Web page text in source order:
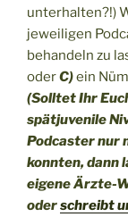
unterhalten?!)
jeweiligen
behandeln zu
oderC)ein
(Solltet Ihr
spätjuvenile
Podcaster nur
konnten, dann
eigene Ärzte-
oderschreibt